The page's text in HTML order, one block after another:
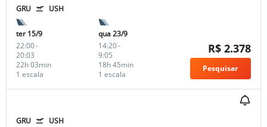
GRU USH
ter 15/9
22:00-
20:03
1 escala
22h 03min
qua 23/9
14:20-
9:05
1 escala
18h 45min
R$ 2.378
Pesquisar
GRU USH